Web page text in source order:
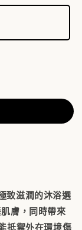
致滋潤的沐浴選
膚，同時帶來
抵禦外在環境傷